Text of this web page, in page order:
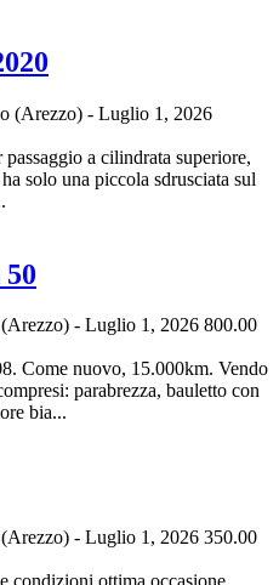
(Arezzo) - Luglio 1, 2026
a cilindrata superiore,
solo una piccola sdrusciata sul
- Luglio 1, 2026 800.00
Come nuovo, 15.000km. Vendo
parabrezza, bauletto con
bia...
- Luglio 1, 2026 350.00